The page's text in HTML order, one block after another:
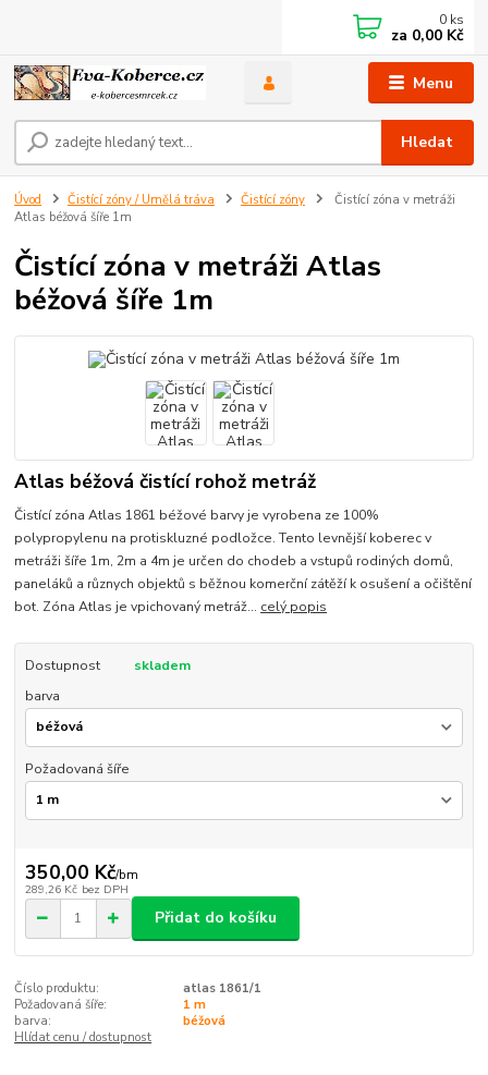
Menu
Hledat
0 ks
za 0,00 Kč
Úvod Čistící zóny / Umělá tráva Čistící zóny
Čistící zóna v metráži
Atlas béžová šíře 1m
Čistící zóna v metráži Atlas
béžová šíře 1m
Atlas béžová čistící rohož metráž
Čistící zóna Atlas 1861 béžové barvy je vyrobena ze 100%
polypropylenu na protiskluzné podložce. Tento levnější koberec v
metráži šíře 1m, 2m a 4m je určen do chodeb a vstupů rodiných domů,
paneláků a různych objektů s běžnou komerční zátěží k osušení a očištění
bot. Zóna Atlas je vpichovaný metráž... celý popis
Dostupnost
skladem
barva
Požadovaná šíře
350,00 Kč/bm
289,26 Kč bez DPH
Přidat do košíku
Číslo produktu:
atlas 1861/1
Požadovaná šíře:
1 m
barva:
béžová
Hlídat cenu / dostupnost